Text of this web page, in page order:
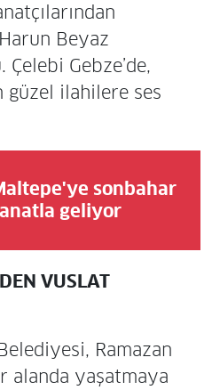
Beyaz
Gebze’de,
güzel ilahilere ses
sonbahar
geliyor
VUSLAT
Ramazan
alanda yaşatmaya